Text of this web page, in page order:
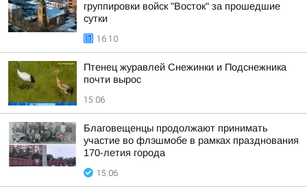
группировки войск "Восток" за прошедшие
сутки
16:10
Птенец журавлей Снежинки и Подснежника
почти вырос
15:06
Благовещенцы продолжают принимать
участие во флэшмобе в рамках празднования
170-летия города
15:06